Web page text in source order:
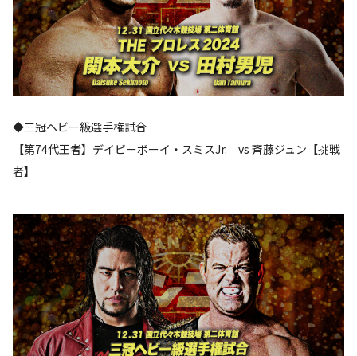
◆三冠ヘビー級選手権試合
【第74代王者】デイビーボーイ・スミスJr. vs 斉藤ジュン【挑戦
者】